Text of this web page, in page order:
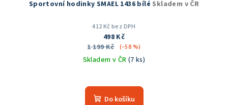
Sportovní hodinky SMAEL 1436 bílé Skladem v ČR
412 Kč bez DPH
498 Kč
1 199 Kč
(–58 %)
Skladem v ČR (7 ks)
hodnocení
produktu
Do košíku